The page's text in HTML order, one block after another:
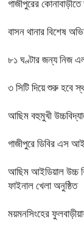
গাজীপুরের
বাসন থানার বিশেষ
৮১ ঘণ্টার জন্য নিজ
৩ সিটি দিয়ে শুরু হবে
আছিম বহুমুখী
গাজীপুরে ডিবির এস আই
আছিম আইডিয়াল উচ্চ
ফাইনাল খেলা অনুষ্ঠিত
ময়মনসিংহের